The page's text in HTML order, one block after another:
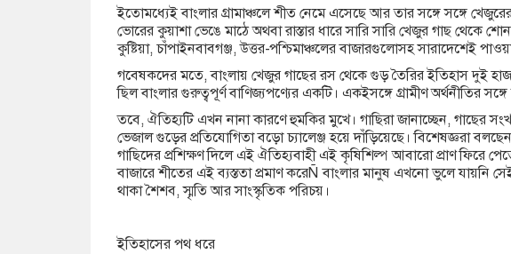
ইতোমধ্যেই বাংলার গ্রামাঞ্চলে শীত নেমে এসেছে আর তার সঙ্গে সঙ্গে
ভোরের কুয়াশা ভেঙে মাঠে অথবা রাস্তার ধারে সারি সারি খেজুর গাছ থেকে
কুষ্টিয়া, চাঁপাইনবাবগঞ্জ, উত্তর-পশ্চিমাঞ্চলের বাজারগুলোসহ সারাদেশেই
গবেষকদের মতে, বাংলায় খেজুর গাছের রস থেকে গুড় তৈরির ইতিহাস দুই
ছিল বাংলার গুরুত্বপূর্ণ বাণিজ্যপণ্যের একটি। একইসঙ্গে গ্রামীণ অর্থনীতির
তবে, ঐতিহ্যটি এখন নানা কারণে হুমকির মুখে। গাছিরা জানাচ্ছেন, গাছের
ভেজাল গুড়ের প্রতিযোগিতা বড়ো চ্যালেঞ্জ হয়ে দাঁড়িয়েছে। বিশেষজ্ঞরা
গাছিদের প্রশিক্ষণ দিলে এই ঐতিহ্যবাহী এই কৃষিশিল্প আবারো প্রাণ ফিরে
বাজারে শীতের এই ব্যস্ততা প্রমাণ করেÑ বাংলার মানুষ এখনো ভুলে যায়নি সেই
থাকা শৈশব, স্মৃতি আর সাংস্কৃতিক পরিচয়।
ইতিহাসের পথ ধরে